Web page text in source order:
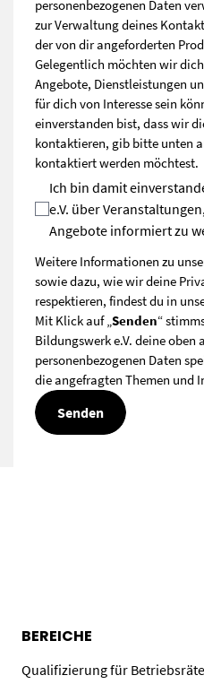
personenbezogenen Daten
zur Verwaltung deines
der von dir angeforderten
Gelegentlich möchten wir
Angebote, Dienstleistungen
für dich von Interesse sein
einverstanden bist, dass wir
kontaktieren, gib bitte unten
kontaktiert werden möchtest.
Ich bin damit
e.V. über
Angebote informiert zu
Weitere Informationen zu
sowie dazu, wie wir deine
respektieren, findest du in
Mit Klick auf „Senden“
Bildungswerk e.V. deine oben
personenbezogenen Daten
die angefragten Themen und
BEREICHE
Qualifizierung für Betriebsräte